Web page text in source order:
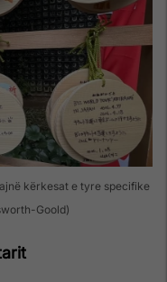
kërkesat e tyre specifike
Goold)